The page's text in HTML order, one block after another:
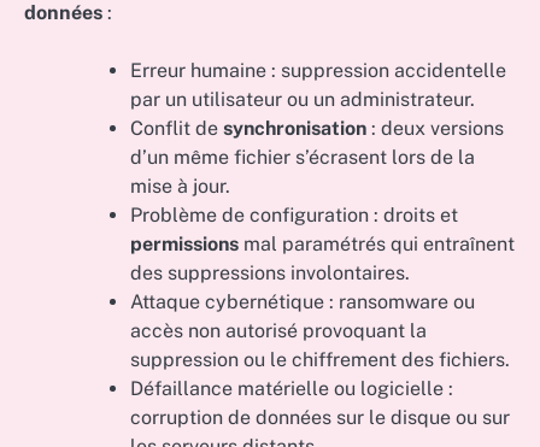
données :
Erreur humaine : suppression accidentelle
par un utilisateur ou un administrateur.
Conflit de synchronisation : deux versions
d’un même fichier s’écrasent lors de la
mise à jour.
Problème de configuration : droits et
permissions mal paramétrés qui entraînent
des suppressions involontaires.
Attaque cybernétique : ransomware ou
accès non autorisé provoquant la
suppression ou le chiffrement des fichiers.
Défaillance matérielle ou logicielle :
corruption de données sur le disque ou sur